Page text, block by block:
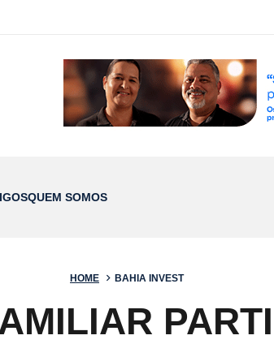
QUEM SOMOS
HOME BAHIA INVEST